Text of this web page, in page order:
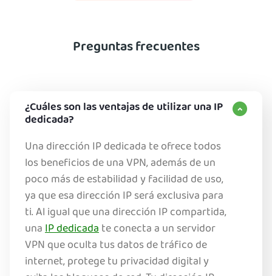
Preguntas frecuentes
¿Cuáles son las ventajas de utilizar una IP
dedicada?
Una dirección IP dedicada te ofrece todos
los beneficios de una VPN, además de un
poco más de estabilidad y facilidad de uso,
ya que esa dirección IP será exclusiva para
ti. Al igual que una dirección IP compartida,
unaIP dedicadate conecta a un servidor
VPN que oculta tus datos de tráfico de
internet, protege tu privacidad digital y